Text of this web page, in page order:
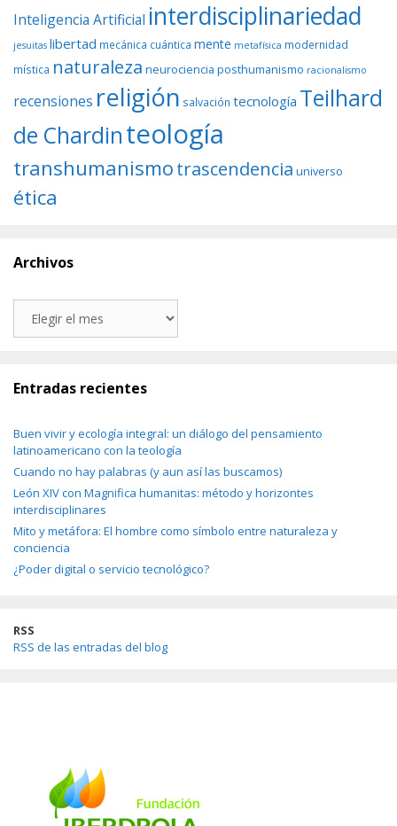
Inteligencia Artificial interdisciplinariedad
jesuitas libertad mecánica cuántica mente metafísica modernidad
mística naturaleza neurociencia posthumanismo racionalismo
recensiones religión salvación tecnología Teilhard
de Chardinteología
transhumanismotrascendencia universo
ética
Archivos
Entradas recientes
Buen vivir y ecología integral: un diálogo del pensamiento
latinoamericano con la teología
Cuando no hay palabras (y aun así las buscamos)
León XIV con Magnifica humanitas: método y horizontes
interdisciplinares
Mito y metáfora: El hombre como símbolo entre naturaleza y
conciencia
¿Poder digital o servicio tecnológico?
RSS
RSS de las entradas del blog